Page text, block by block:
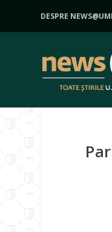
DESPRE